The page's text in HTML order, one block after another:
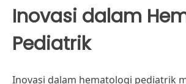
Inovasi dalam
Pediatrik
Inovasi dalam hematologi pediatrik